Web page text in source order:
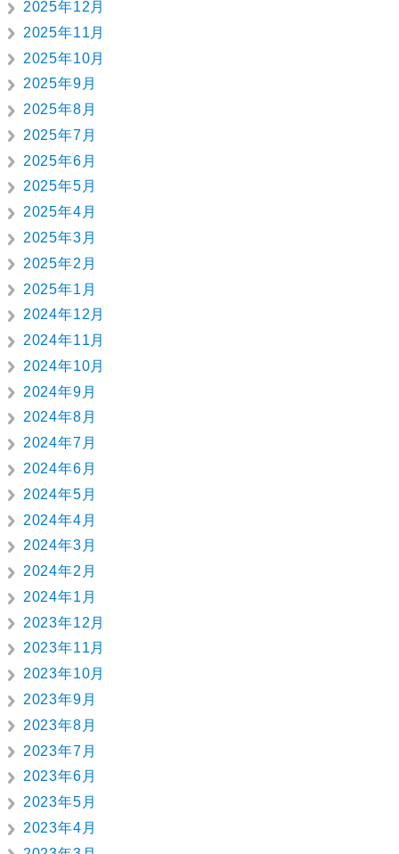
2025年12月
2025年11月
2025年10月
2025年9月
2025年8月
2025年7月
2025年6月
2025年5月
2025年4月
2025年3月
2025年2月
2025年1月
2024年12月
2024年11月
2024年10月
2024年9月
2024年8月
2024年7月
2024年6月
2024年5月
2024年4月
2024年3月
2024年2月
2024年1月
2023年12月
2023年11月
2023年10月
2023年9月
2023年8月
2023年7月
2023年6月
2023年5月
2023年4月